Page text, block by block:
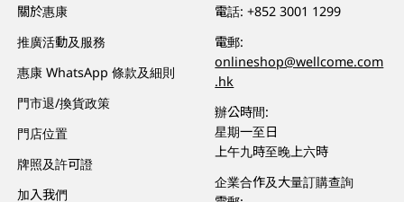
關於惠康
推廣活動及服務
惠康 WhatsApp 條款及細則
門市退/換貨政策
門店位置
牌照及許可證
加入我們
電話:+852 3001 1299
電郵:
onlineshop@wellcome.com
.hk
辦公時間:
星期一至日
上午九時至晚上六時
企業合作及大量訂購查詢